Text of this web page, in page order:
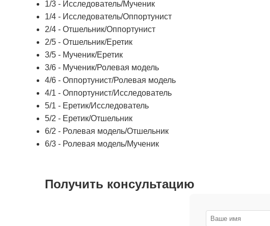
1/3 - Исследователь/Мученик
1/4 - Исследователь/Оппортунист
2/4 - Отшельник/Оппортунист
2/5 - Отшельник/Еретик
3/5 - Мученик/Еретик
3/6 - Мученик/Ролевая модель
4/6 - Оппортунист/Ролевая модель
4/1 - Оппортунист/Исследователь
5/1 - Еретик/Исследователь
5/2 - Еретик/Отшельник
6/2 - Ролевая модель/Отшельник
6/3 - Ролевая модель/Мученик
Получить консультацию